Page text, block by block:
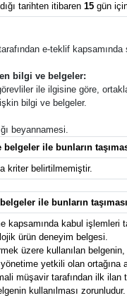
tarihten itibaren 15gün
e-teklif
bilgi ve belgeler:
ile ilgisine göre,
bilgi ve belgeler.
beyannamesi.
ile bunların
kriter belirtilmemiştir.
ile bunların
kapsamında kabul işlemleri
ürün deneyim belgesi.
üzere kullanılan
yetkili olan
müşavir tarafından ilk
kullanılması zorunludur.